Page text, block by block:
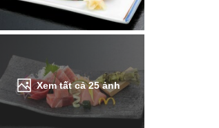
Xem tất cả25ảnh